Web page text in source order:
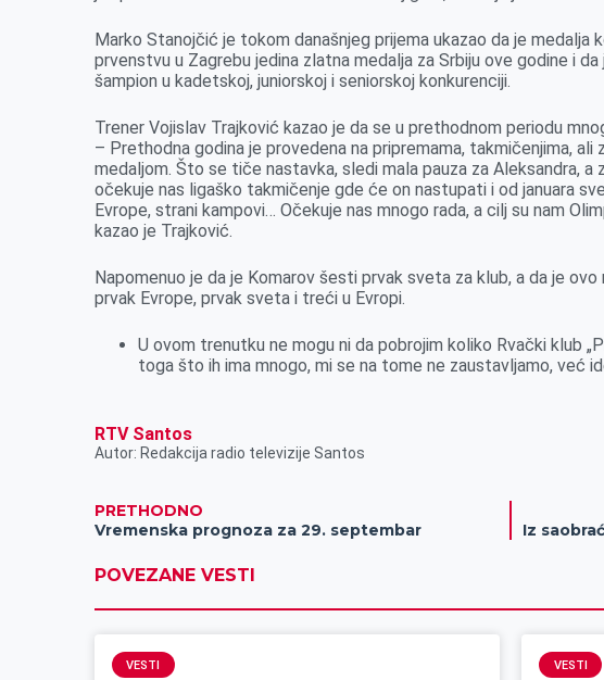
Marko Stanojčić je tokom današnjeg prijema ukazao da je medalja
prvenstvu u Zagrebu jedina zlatna medalja za Srbiju ove godine i
šampion u kadetskoj, juniorskoj i seniorskoj konkurenciji.
Trener Vojislav Trajković kazao je da se u prethodnom periodu
– Prethodna godina je provedena na pripremama, takmičenjima,
medaljom. Što se tiče nastavka, sledi mala pauza za Aleksandra,
očekuje nas ligaško takmičenje gde će on nastupati i od januara
Evrope, strani kampovi… Očekuje nas mnogo rada, a cilj su nam
kazao je Trajković.
Napomenuo je da je Komarov šesti prvak sveta za klub, a da je
prvak Evrope, prvak sveta i treći u Evropi.
U ovom trenutku ne mogu ni da pobrojim koliko Rvački klub
toga što ih ima mnogo, mi se na tome ne zaustavljamo, već
RTV Santos
Autor: Redakcija radio televizije Santos
PRETHODNO
Vremenska prognoza za 29. septembar
POVEZANE VESTI
VESTI VESTI